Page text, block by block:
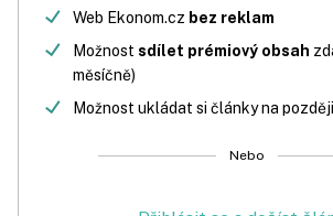
Web Ekonom.cz bez reklam
Možnost sdílet prémiový obsah
měsíčně)
Možnost ukládat si články na později
Nebo